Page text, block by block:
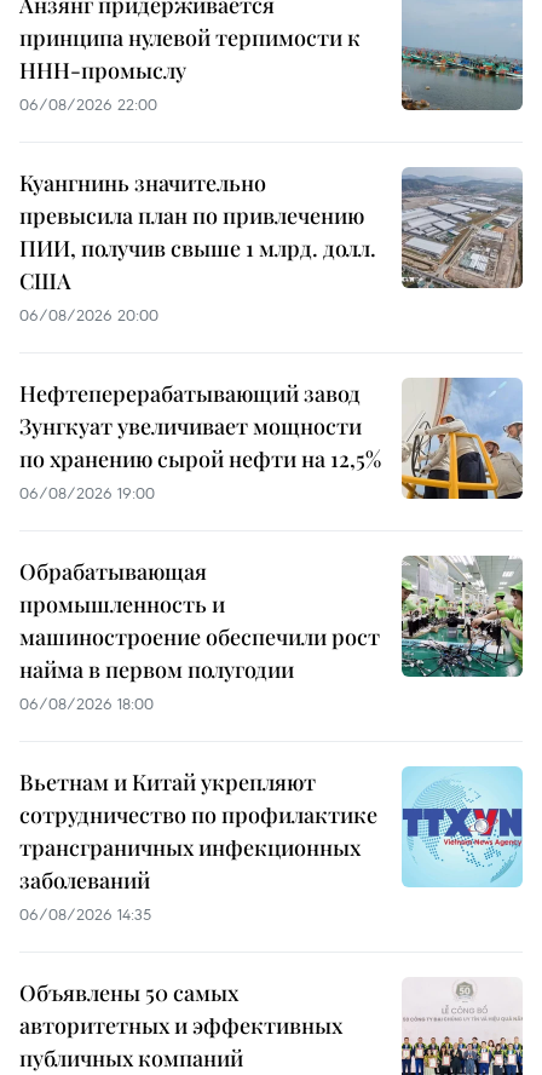
принципа нулевой терпимости к
ННН-промыслу
06/08/2026 22:00
Куангнинь значительно
превысила план по привлечению
ПИИ, получив свыше 1 млрд. долл.
США
06/08/2026 20:00
Нефтеперерабатывающий завод
Зунгкуат увеличивает мощности
по хранению сырой нефти на 12,5%
06/08/2026 19:00
Обрабатывающая
промышленность и
машиностроение обеспечили рост
найма в первом полугодии
06/08/2026 18:00
Вьетнам и Китай укрепляют
сотрудничество по профилактике
трансграничных инфекционных
заболеваний
06/08/2026 14:35
Объявлены 50 самых
авторитетных и эффективных
публичных компаний